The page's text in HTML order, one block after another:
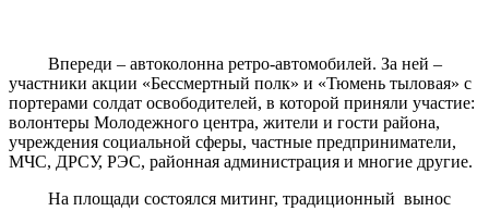
Впереди – автоколонна ретро-автомобилей. За ней –
участники акции «Бессмертный полк» и «Тюмень тыловая» с
портерами солдат освободителей, в которой приняли участие:
волонтеры Молодежного центра, жители и гости района,
учреждения социальной сферы, частные предприниматели,
МЧС, ДРСУ, РЭС, районная администрация и многие другие.
На площади состоялся митинг, традиционный вынос